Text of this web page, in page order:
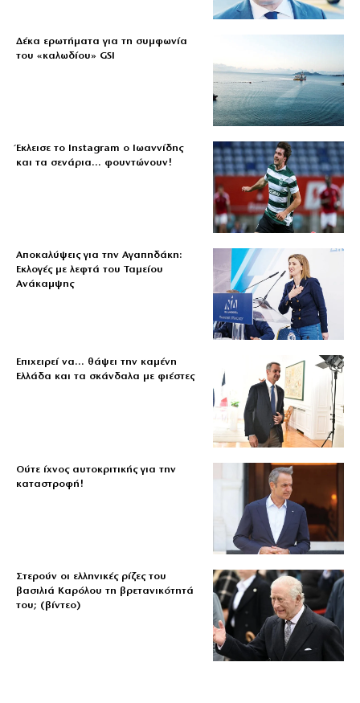
Δέκα ερωτήματα για τη συμφωνία
του «καλωδίου» GSI
Έκλεισε το Instagram ο Ιωαννίδης
και τα σενάρια… φουντώνουν!
Αποκαλύψεις για την Αγαπηδάκη:
Εκλογές με λεφτά του Ταμείου
Ανάκαμψης
Επιχειρεί να… θάψει την καμένη
Ελλάδα και τα σκάνδαλα με φιέστες
Ούτε ίχνος αυτοκριτικής για την
καταστροφή!
Στερούν οι ελληνικές ρίζες του
βασιλιά Καρόλου τη βρετανικότητά
του; (βίντεο)